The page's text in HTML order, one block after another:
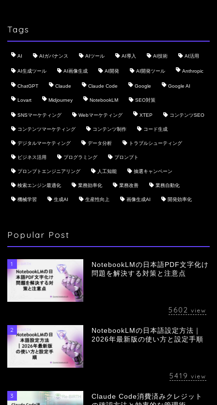
Tags
AI AIガバナンス AIツール AI導入 AI技術 AI活用
AI生成ツール AI画像生成 AI開発 AI開発ツール Anthropic
ChatGPT Claude Claude Code Google Google AI
Lovart Midjourney NotebookLM SEO対策
SNSマーケティング Webマーケティング XTEP コンテンツSEO
コンテンツマーケティング コンテンツ制作 コード生成
デジタルマーケティング データ分析 トラブルシューティング
ビジネス活用 プログラミング プロンプト
プロンプトエンジニアリング 人工知能 抽選キャンペーン
検索エンジン最適化 業務効率化 業務改善 業務自動化
機械学習 生成AI 生産性向上 画像生成AI 開発効率化
Popular Post
1
NotebookLMの日本語PDF文字化け
問題を解決する対策と注意点
5602 view
2
NotebookLMの日本語設定方法｜
2026年最新版の使い方と設定手順
5419 view
3
Claude Code消費済みクレジット
会社概要
採用情報